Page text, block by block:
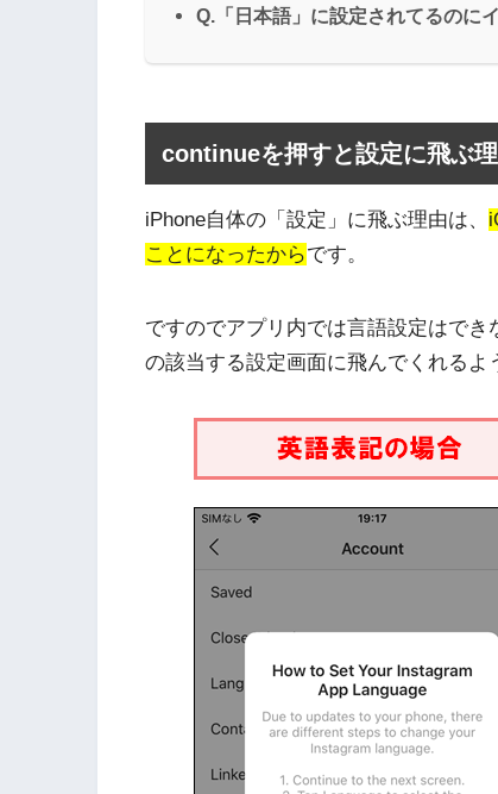
Q.「日本語」に設定されてるのに
continueを押すと設定に飛ぶ
iPhone自体の「設定」に飛ぶ理由は、
ことになったからです。
ですのでアプリ内では言語設定はで
の該当する設定画面に飛んでくれるよ